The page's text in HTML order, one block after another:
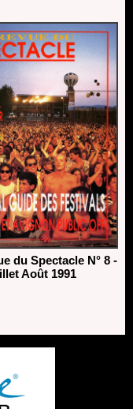
du Spectacle N° 8 -
Août 1991